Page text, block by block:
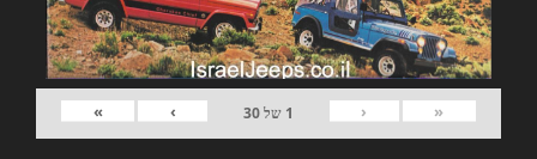
«
‹
1 של30
›
»